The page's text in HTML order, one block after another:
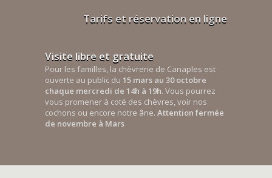
Tarifs et réservation en ligne
Visite libre et gratuite
Pour les familles, la chèvrerie de Canaples est
ouverte au public du 15 mars au 30 octobre
chaque mercredi de 14h à 19h. Vous pourrez
vous promener à coté des chèvres, voir nos
cochons ou encore notre âne. Attention fermée
de novembre à Mars